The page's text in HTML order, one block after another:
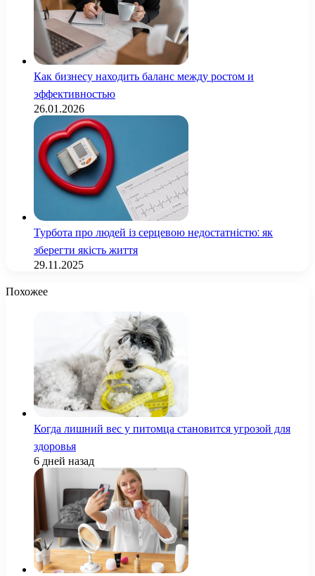
Как бизнесу находить баланс между ростом и
эффективностью
26.01.2026
Турбота про людей із серцевою недостатністю: як
зберегти якість життя
29.11.2025
Похожее
Когда лишний вес у питомца становится угрозой для
здоровья
6 дней назад